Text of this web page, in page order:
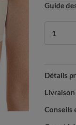
Guide
1
Détails
Conseils